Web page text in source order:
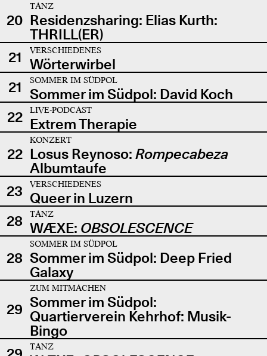
20
TANZ
Residenzsharing: Elias Kurth:
THRILL(ER)
21
VERSCHIEDENES
Wörterwirbel
21
SOMMER IM SÜDPOL
Sommer im Südpol: David Koch
22
LIVE-PODCAST
Extrem Therapie
22
KONZERT
Losus Reynoso: Rompecabeza
Albumtaufe
23
VERSCHIEDENES
Queer in Luzern
28
TANZ
WÆXE: OBSOLESCENCE
28
SOMMER IM SÜDPOL
Sommer im Südpol: Deep Fried
Galaxy
29
ZUM MITMACHEN
Sommer im Südpol:
Quartierverein Kehrhof: Musik-
Bingo
TANZ